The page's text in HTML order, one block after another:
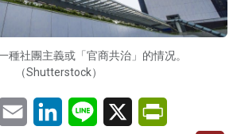
種社團主義或「官商共治」的情况。
（Shutterstock）
Email LinkedInLine X